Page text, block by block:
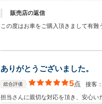
販売店の返信
この度はお車をご購入頂きまして有
ありがとうございました。
総合評価 5点 接客：
担当さんに親切な対応を頂き、安心い